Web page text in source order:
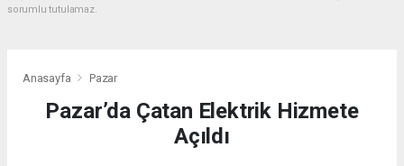
sorumlu tutulamaz.
Anasayfa Pazar
Pazar’da Çatan Elektrik Hizmete
Açıldı